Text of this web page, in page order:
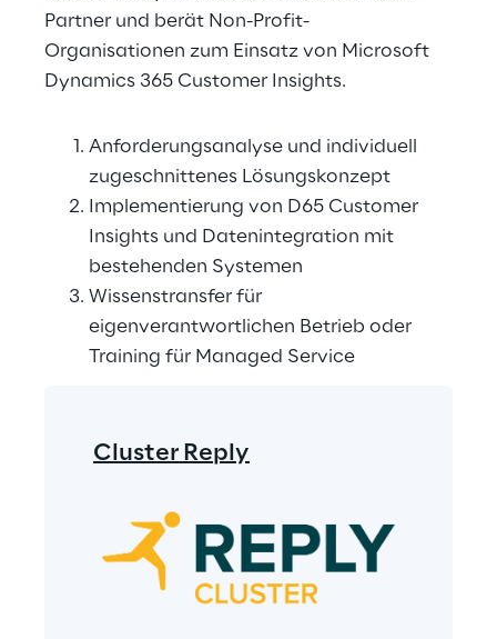
Partner und berät Non-Profit-
Organisationen zum Einsatz von Microsoft
Dynamics 365 Customer Insights.
Anforderungsanalyse und individuell
zugeschnittenes Lösungskonzept
Implementierung von D65 Customer
Insights und Datenintegration mit
bestehenden Systemen
Wissenstransfer für
eigenverantwortlichen Betrieb oder
Training für Managed Service
Cluster Reply